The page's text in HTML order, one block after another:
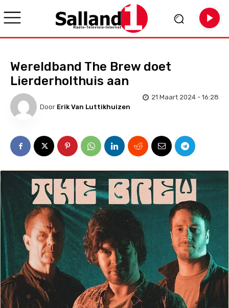
Wereldband The Brew doet
Lierderholthuis aan
Door Erik Van Luttikhuizen
21 Maart 2024 - 16:28